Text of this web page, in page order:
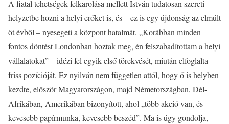
A fiatal tehetségek felkarolása mellett István tudatosan szereti
helyzetbe hozni a helyi erőket is, és – ez is egy újdonság az elmúlt
öt évből – nyesegeti a központ hatalmát. „Korábban minden
fontos döntést Londonban hoztak meg, én felszabadítottam a helyi
vállalatokat” – idézi fel egyik első törekvését, miután elfoglalta
friss pozícióját. Ez nyilván nem független attól, hogy ő is helyben
kezdte, először Magyarországon, majd Németországban, Dél-
Afrikában, Amerikában bizonyított, ahol „több akció van, és
kevesebb papírmunka, kevesebb beszéd”. Ma is úgy gondolja,